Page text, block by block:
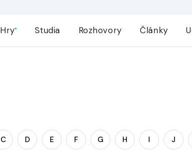
Hry Studia Rozhovory Články
C D E F G H I J